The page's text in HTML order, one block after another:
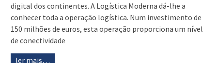
digital dos continentes. A Logística Moderna dá-lhe a
conhecer toda a operação logística. Num investimento de
150 milhões de euros, esta operação proporciona um nível
de conectividade
ler mais…